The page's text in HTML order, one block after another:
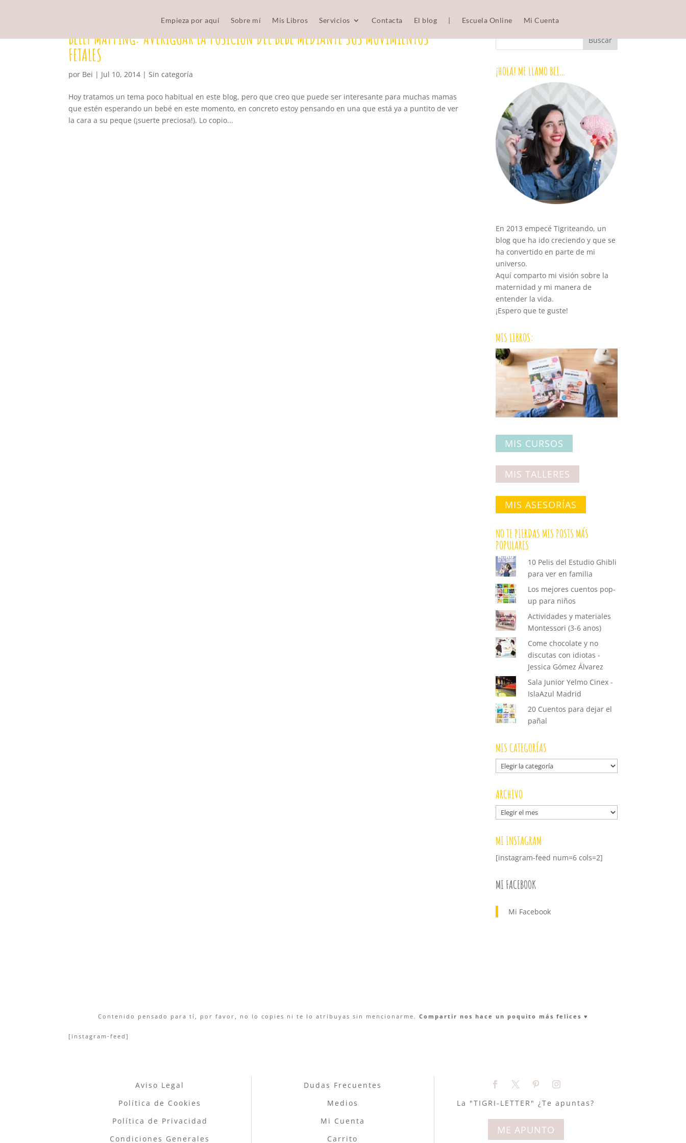
Empieza por aquí Sobre mí Mis Libros Servicios Contacta El blog | Escuela Online Mi Cuenta
BELLY MAPPING: AVERIGUAR LA POSICIÓN DEL BEBÉ MEDIANTE SUS MOVIMIENTOS
FETALES
por Bei | Jul 10, 2014 |Sin categoría
Hoy tratamos un tema poco habitual en este blog, pero que creo que puede ser interesante para muchas mamas
que estén esperando un bebé en este momento, en concreto estoy pensando en una que está ya a puntito de ver
la cara a su peque (¡suerte preciosa!). Lo copio...
¡HOLA! ME LLAMO BEI…
En 2013 empecé Tigriteando, un
blog que ha ido creciendo y que se
ha convertido en parte de mi
universo.
Aquí comparto mi visión sobre la
maternidad y mi manera de
entender la vida.
¡Espero que te guste!
MIS LIBROS:
MIS CURSOS
MIS TALLERES
MIS ASESORÍAS
NO TE PIERDAS MIS POSTS MÁS
POPULARES
10 Pelis del Estudio Ghibli
para ver en familia
Los mejores cuentos pop-
up para niños
Actividades y materiales
Montessori (3-6 anos)
Come chocolate y no
discutas con idiotas -
Jessica Gómez Álvarez
Sala Junior Yelmo Cinex -
IslaAzul Madrid
20 Cuentos para dejar el
pañal
MIS CATEGORÍAS
Mis
categorías
ARCHIVO
Archivo
MI INSTAGRAM
[instagram-feed num=6 cols=2]
MI FACEBOOK
Mi Facebook
Contenido pensado para tí, por favor, no lo copies ni te lo atribuyas sin mencionarme. Compartir nos hace un poquito más felices ♥︎
[instagram-feed]
Aviso Legal
Política de Cookies
Política de Privacidad
Condiciones Generales
Dudas Frecuentes
Medios
Mi Cuenta
Carrito
La "TIGRI-LETTER" ¿Te apuntas?
ME APUNTO